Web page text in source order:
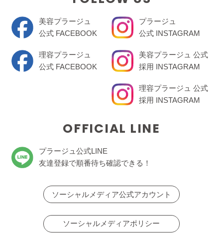
美容プラージュ
公式 FACEBOOK
理容プラージュ
公式 FACEBOOK
プラージュ
公式 INSTAGRAM
美容プラージュ 公式
採用 INSTAGRAM
理容プラージュ 公式
採用 INSTAGRAM
OFFICIAL LINE
プラージュ公式LINE
友達登録で順番待ち確認できる！
ソーシャルメディア公式アカウント
ソーシャルメディアポリシー